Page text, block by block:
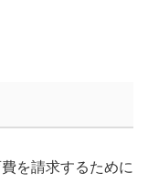
を請求するために